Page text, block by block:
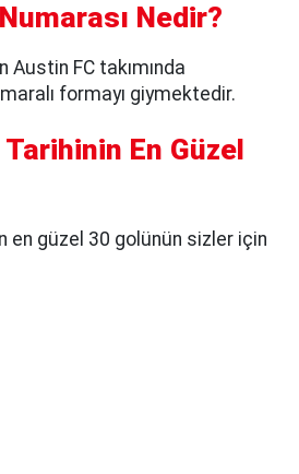
Nedir?
Austin FC takımında
formayı giymektedir.
En Güzel
en güzel 30 golünün sizler için